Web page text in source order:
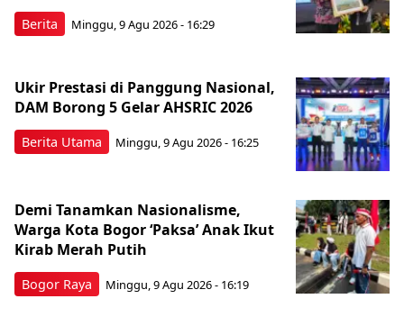
Berita Minggu, 9 Agu 2026 - 16:29
Berita Utama
Ukir Prestasi di Panggung Nasional,
DAM Borong 5 Gelar AHSRIC 2026
Minggu, 9 Agu 2026 - 16:25
Bogor Raya
Demi Tanamkan Nasionalisme,
Warga Kota Bogor ‘Paksa’ Anak Ikut
Kirab Merah Putih
Minggu, 9 Agu 2026 - 16:19